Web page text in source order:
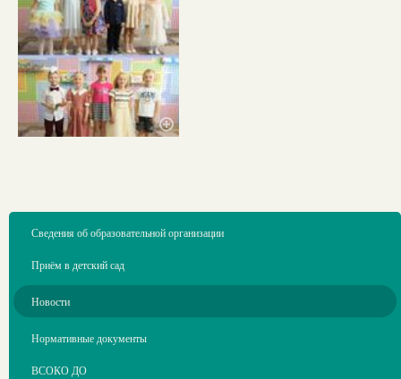
Сведения об образовательной организации
Приём в детский сад
Новости
Нормативные документы
ВСОКО ДО